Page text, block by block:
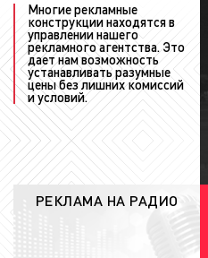
размещения
радиостанции,
количество выходов
количество выходов
прайма, стоимость
радио. Также в
содержаться иная
точки зрения
рекламодателем
рекламы
менеджеры
Многие рекламные
конструкции находятся в
управлении нашего
рекламного агентства. Это
дает нам возможность
устанавливать разумные
цены без лишних комиссий
и условий.
РЕКЛАМА НА РАДИО